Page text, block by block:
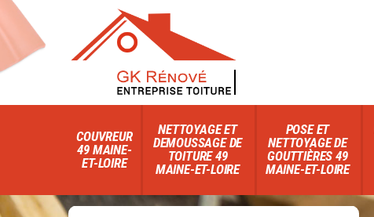
COUVREUR
49 MAINE-
ET-LOIRE
NETTOYAGE ET
DEMOUSSAGE DE
TOITURE 49
MAINE-ET-LOIRE
POSE ET
NETTOYAGE DE
GOUTTIÈRES 49
MAINE-ET-LOIRE